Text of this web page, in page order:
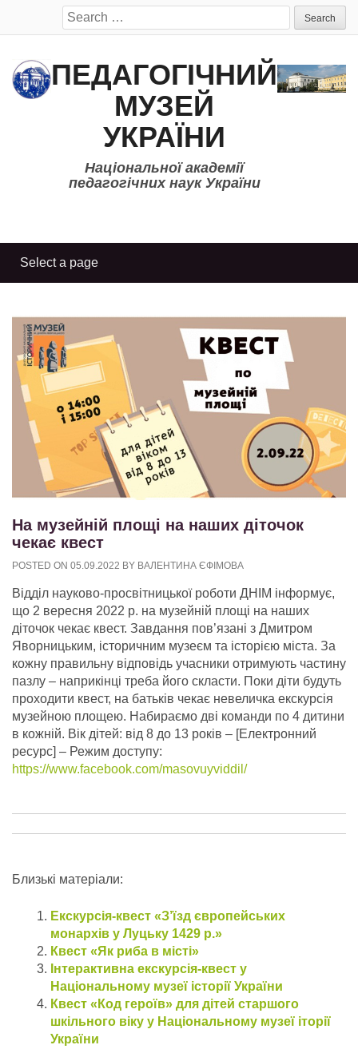
Search
for:
ПЕДАГОГІЧНИЙ
МУЗЕЙ
УКРАЇНИ
Національної академії
педагогічних наук України
На музейній площі на наших діточок
чекає квест
POSTED ON 05.09.2022 BY ВАЛЕНТИНА ЄФІМОВА
Відділ науково-просвітницької роботи ДНІМ інформує,
що 2 вересня 2022 р. на музейній площі на наших
діточок чекає квест. Завдання пов’язані з Дмитром
Яворницьким, історичним музеєм та історією міста. За
кожну правильну відповідь учасники отримують частину
пазлу – наприкінці треба його скласти. Поки діти будуть
проходити квест, на батьків чекає невеличка екскурсія
музейною площею. Набираємо дві команди по 4 дитини
в кожній. Вік дітей: від 8 до 13 років – [Електронний
ресурс] – Режим доступу:
https://www.facebook.com/masovuyviddil/
Близькі матеріали:
Екскурсія-квест «З’їзд європейських
монархів у Луцьку 1429 р.»
Квест «Як риба в місті»
Інтерактивна екскурсія-квест у
Національному музеї історії України
Квест «Код героїв» для дітей старшого
шкільного віку у Національному музеї іторії
України